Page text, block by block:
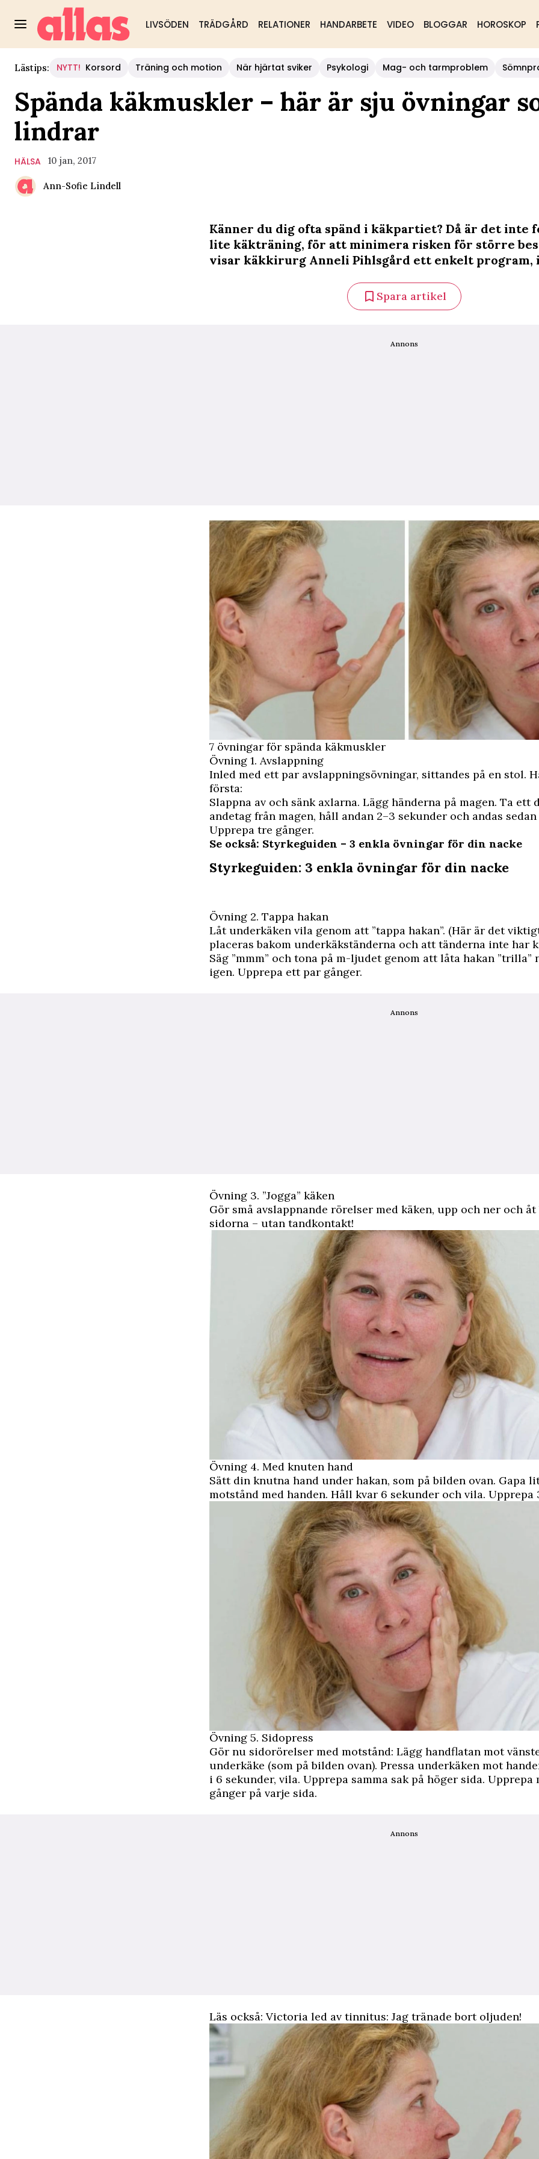
LIVSÖDEN TRÄDGÅRD RELATIONER HANDARBETE VIDEO BLOGGAR HOROSKOP
Lästips: NYTT! Korsord Träning och motion När hjärtat sviker Psykologi Mag- och tarmproblem
Spända käkmuskler – här är sju övningar
lindrar
HÄLSA 10 jan, 2017
Ann-Sofie Lindell
Känner du dig ofta spänd i käkpartiet? Då är det inte
lite käkträning, för att minimera risken för större
visar käkkirurg Anneli Pihlsgård ett enkelt program,
Spara artikel
Annons
7 övningar för spända käkmuskler
Övning 1. Avslappning
Inled med ett par avslappningsövningar, sittandes på en stol.
första:
Slappna av och sänk axlarna. Lägg händerna på magen. Ta ett
andetag från magen, håll andan 2–3 sekunder och andas
Upprepa tre gånger.
Se också: Styrkeguiden – 3 enkla övningar för din nacke
Styrkeguiden: 3 enkla övningar för din nacke
Övning 2. Tappa hakan
Låt underkäken vila genom att ”tappa hakan”. (Här är det
placeras bakom underkäkständerna och att tänderna inte har
Säg ”mmm” och tona på m-ljudet genom att låta hakan ”trilla”
igen. Upprepa ett par gånger.
Annons
Övning 3. ”Jogga” käken
Gör små avslappnande rörelser med käken, upp och ner och åt
sidorna – utan tandkontakt!
Övning 4. Med knuten hand
Sätt din knutna hand under hakan, som på bilden ovan. Gapa
motstånd med handen. Håll kvar 6 sekunder och vila. Upprepa
Övning 5. Sidopress
Gör nu sidorörelser med motstånd: Lägg handflatan mot
underkäke (som på bilden ovan). Pressa underkäken mot
i 6 sekunder, vila. Upprepa samma sak på höger sida. Upprepa
gånger på varje sida.
Annons
Läs också: Victoria led av tinnitus: Jag tränade bort oljuden!